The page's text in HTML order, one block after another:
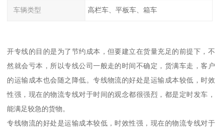
车辆类型 高栏车、平板车、箱车
开专线的目的是为了节约成本，但要建立在货量充足的前提下，不
然就会亏本，所以专线公司一般走的时间不确定，货满车走，客户
的运输成本也会随之降低。专线物流的好处是运输成本较低，时效
性强，现在的物流专线对于时间的观念都很强烈，都是定时发车，
能满足较急的货物。
专线物流的好处是运输成本较低，时效性强，现在的物流专线对于